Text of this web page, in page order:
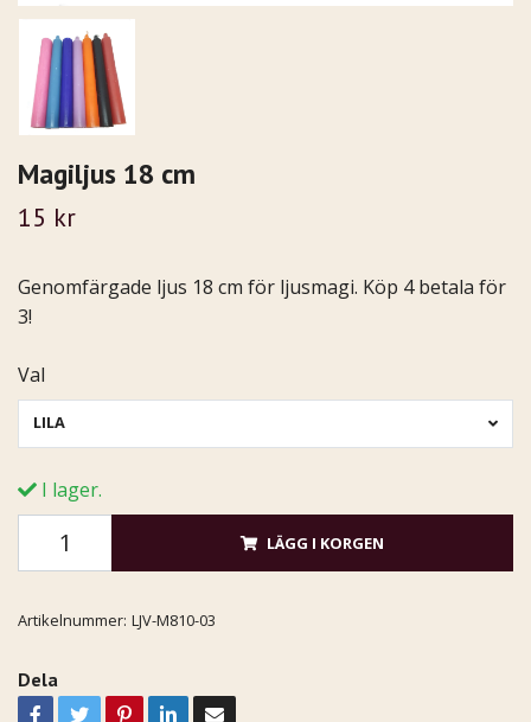
Magiljus 18 cm
15 kr
Genomfärgade ljus 18 cm för ljusmagi. Köp 4 betala för
3!
Val
LILA
I lager.
LÄGG I KORGEN
Artikelnummer: LJV-M810-03
Dela